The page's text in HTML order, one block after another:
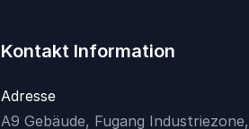
Kontakt Information
Adresse
A9 Gebäude, Fugang Industriezone,